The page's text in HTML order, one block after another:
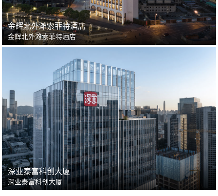
金辉北外滩索菲特酒店
金辉北外滩索菲特酒店
深业泰富科创大厦
深业泰富科创大厦